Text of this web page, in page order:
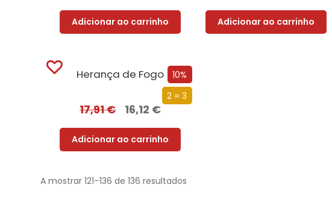
Adicionar ao carrinho Adicionar ao carrinho
10%
2 = 3
Herança de Fogo
17,91€ 16,12 €
Adicionar ao carrinho
A mostrar 121–136 de 136 resultados